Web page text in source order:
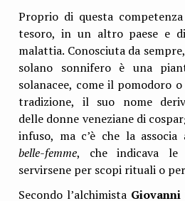
Proprio di questa
tesoro, in un altro paese e
malattia. Conosciuta da
solano sonnifero è una
solanacee, come il pomodoro
tradizione, il suo nome
delle donne veneziane di
infuso, ma c’è che la associa
belle-femme, che indicava le
servirsene per scopi rituali o
Secondo l’alchimista